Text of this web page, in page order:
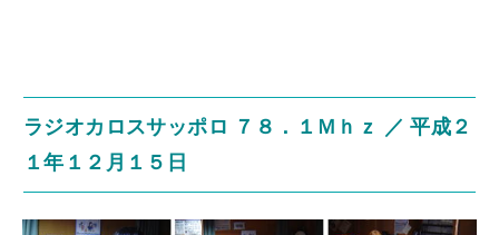
ラジオカロスサッポロ ７８．１Ｍｈｚ ／ 平成２
１年１２月１５日